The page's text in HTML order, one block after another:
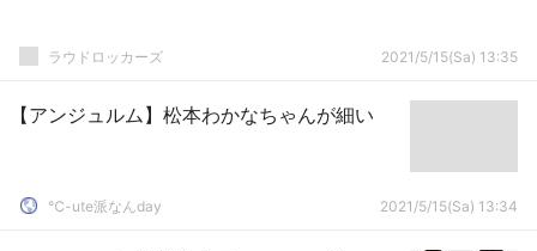
ラウドロッカーズ 2021/5/15(Sa) 13:35
【アンジュルム】松本わかなちゃんが細い
℃-ute派なんday 2021/5/15(Sa) 13:34